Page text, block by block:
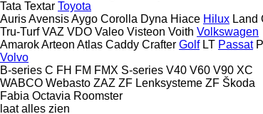
Tata Textar Toyota
AurisAvensisAygo Corolla Dyna Hiace Hilux Land
Tru-Turf VAZ VDO Valeo Visteon Voith Volkswagen
AmarokArteon Atlas Caddy Crafter Golf LT Passat
Volvo
B-series C FH FM FMX S-series V40 V60 V90 XC
WABCO Webasto ZAZ ZF Lenksysteme ZF Škoda
Fabia Octavia Roomster
laat alles zien